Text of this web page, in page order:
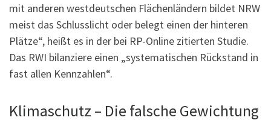
mit anderen westdeutschen Flächenländern bildet NRW
meist das Schlusslicht oder belegt einen der hinteren
Plätze“, heißt es in der bei RP-Online zitierten Studie.
Das RWI bilanziere einen „systematischen Rückstand in
fast allen Kennzahlen“.
Klimaschutz – Die falsche Gewichtung